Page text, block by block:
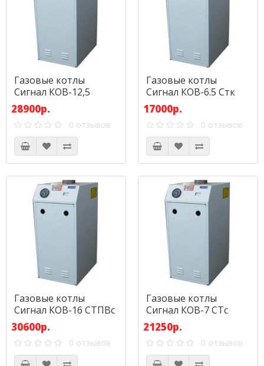
Газовые котлы
Сигнал КОВ-12,5
СТПВс
28900р.
0 отзывов
Газовые котлы
Сигнал КОВ-6.5 Стк
17000р.
0 отзывов
Газовые котлы
Сигнал КОВ-16 СТПВс
30600р.
0 отзывов
Газовые котлы
Сигнал КОВ-7 СТс
21250р.
0 отзывов